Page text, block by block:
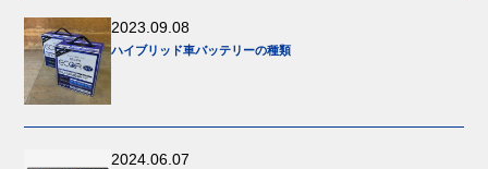
2023.09.08
ハイブリッド車バッテリーの種類
2024.06.07